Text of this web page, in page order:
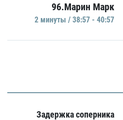
96.Марин Марк
2 минуты / 38:57 - 40:57
Задержка соперника